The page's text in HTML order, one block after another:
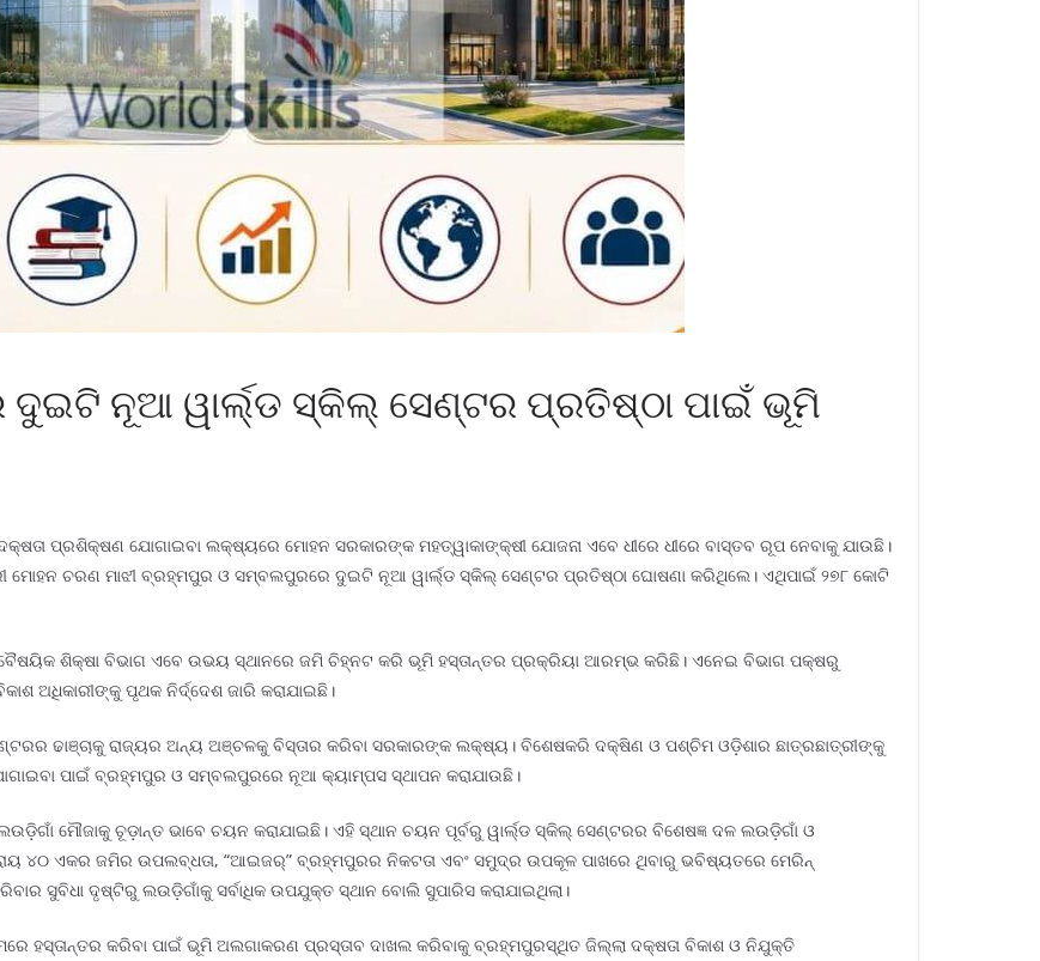
ନୂଆ ୱାର୍ଲ୍ଡ ସ୍କିଲ୍ ସେଣ୍ଟର ପ୍ରତିଷ୍ଠା ପାଇଁ ଭୂମି
ପ୍ରଶିକ୍ଷଣ ଯୋଗାଇବା ଲକ୍ଷ୍ୟରେ ମୋହନ ସରକାରଙ୍କ ମହତ୍ୱାକାଙ୍କ୍ଷୀ ଯୋଜନା ଏବେ ଧୀରେ ଧୀରେ ବାସ୍ତବ ରୂପ ନେବାକୁ ଯାଉଛି।
ମୋହନ ଚରଣ ମାଝୀ ବ୍ରହ୍ମପୁର ଓ ସମ୍ବଲପୁରରେ ଦୁଇଟି ନୂଆ ୱାର୍ଲ୍ଡ ସ୍କିଲ୍ ସେଣ୍ଟର ପ୍ରତିଷ୍ଠା ଘୋଷଣା କରିଥିଲେ। ଏଥିପାଇଁ ୨୭୮ କୋଟି
ବୈଷୟିକ ଶିକ୍ଷା ବିଭାଗ ଏବେ ଉଭୟ ସ୍ଥାନରେ ଜମି ଚିହ୍ନଟ କରି ଭୂମି ହସ୍ତାନ୍ତର ପ୍ରକ୍ରିୟା ଆରମ୍ଭ କରିଛି। ଏନେଇ ବିଭାଗ ପକ୍ଷରୁ
ଅଧିକାରୀଙ୍କୁ ପୃଥକ ନିର୍ଦ୍ଦେଶ ଜାରି କରାଯାଇଛି।
ଢାଞ୍ଚାକୁ ରାଜ୍ୟର ଅନ୍ୟ ଅଞ୍ଚଳକୁ ବିସ୍ତାର କରିବା ସରକାରଙ୍କ ଲକ୍ଷ୍ୟ। ବିଶେଷକରି ଦକ୍ଷିଣ ଓ ପଶ୍ଚିମ ଓଡ଼ିଶାର ଛାତ୍ରଛାତ୍ରୀଙ୍କୁ
ପାଇଁ ବ୍ରହ୍ମପୁର ଓ ସମ୍ବଲପୁରରେ ନୂଆ କ୍ୟାମ୍ପସ ସ୍ଥାପନ କରାଯାଉଛି।
ମୌଜାକୁ ଚୂଡ଼ାନ୍ତ ଭାବେ ଚୟନ କରାଯାଇଛି। ଏହି ସ୍ଥାନ ଚୟନ ପୂର୍ବରୁ ୱାର୍ଲ୍ଡ ସ୍କିଲ୍ ସେଣ୍ଟରର ବିଶେଷଜ୍ଞ ଦଳ ଲଉଡ଼ିଗାଁ ଓ
୪୦ ଏକର ଜମିର ଉପଲବ୍ଧତା, “ଆଇଜର୍” ବ୍ରହ୍ମପୁରର ନିକଟତା ଏବଂ ସମୁଦ୍ର ଉପକୂଳ ପାଖରେ ଥିବାରୁ ଭବିଷ୍ୟତରେ ମେରିନ୍
ସୁବିଧା ଦୃଷ୍ଟିରୁ ଲଉଡ଼ିଗାଁକୁ ସର୍ବାଧିକ ଉପଯୁକ୍ତ ସ୍ଥାନ ବୋଲି ସୁପାରିସ କରାଯାଇଥିଲା।
ହସ୍ତାନ୍ତର କରିବା ପାଇଁ ଭୂମି ଅଲଗାକରଣ ପ୍ରସ୍ତାବ ଦାଖଲ କରିବାକୁ ବ୍ରହ୍ମପୁରସ୍ଥିତ ଜିଲ୍ଲା ଦକ୍ଷତା ବିକାଶ ଓ ନିଯୁକ୍ତି